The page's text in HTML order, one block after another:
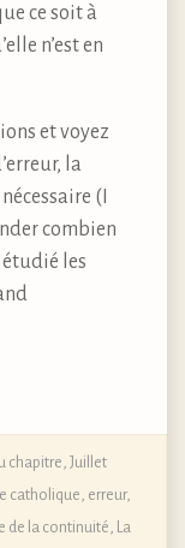
ce soit à
n’est en
et voyez
la
(I
combien
les
chapitre, Juillet
catholique erreur,
de la continuité La